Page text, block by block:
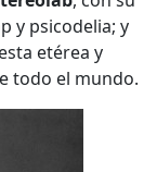
y psicodelia; y
etérea y
todo el mundo.